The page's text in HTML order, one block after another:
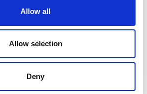
Allow all
Allow selection
Deny
ansvar i henhold til lov om ophavsret og
krav mod Cupido vil Cupido søge